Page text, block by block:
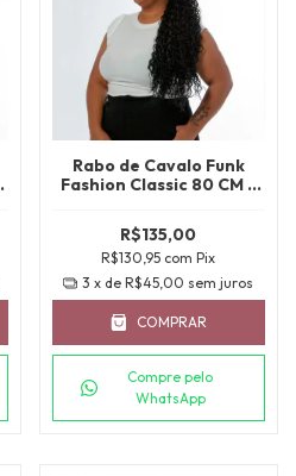
Rabo de Cavalo Funk
Fashion Classic 80 CM -
R$135,00
R$130,95 com Pix
3 x deR$45,00 sem juros
COMPRAR
Compre pelo
WhatsApp